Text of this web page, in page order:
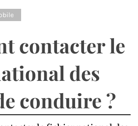
contacter le
des
conduire ?